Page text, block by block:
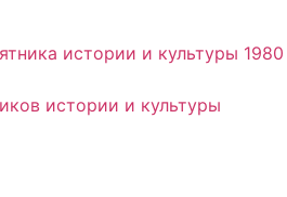
истории и культуры 1980
истории и культуры